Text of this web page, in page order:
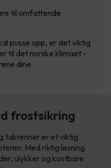
til omfattende
pusse opp, er det viktig
til det norske klimaet -
dine.
frostsikring
takrenner er et viktig
Med riktig løsning
ulykker og kostbare